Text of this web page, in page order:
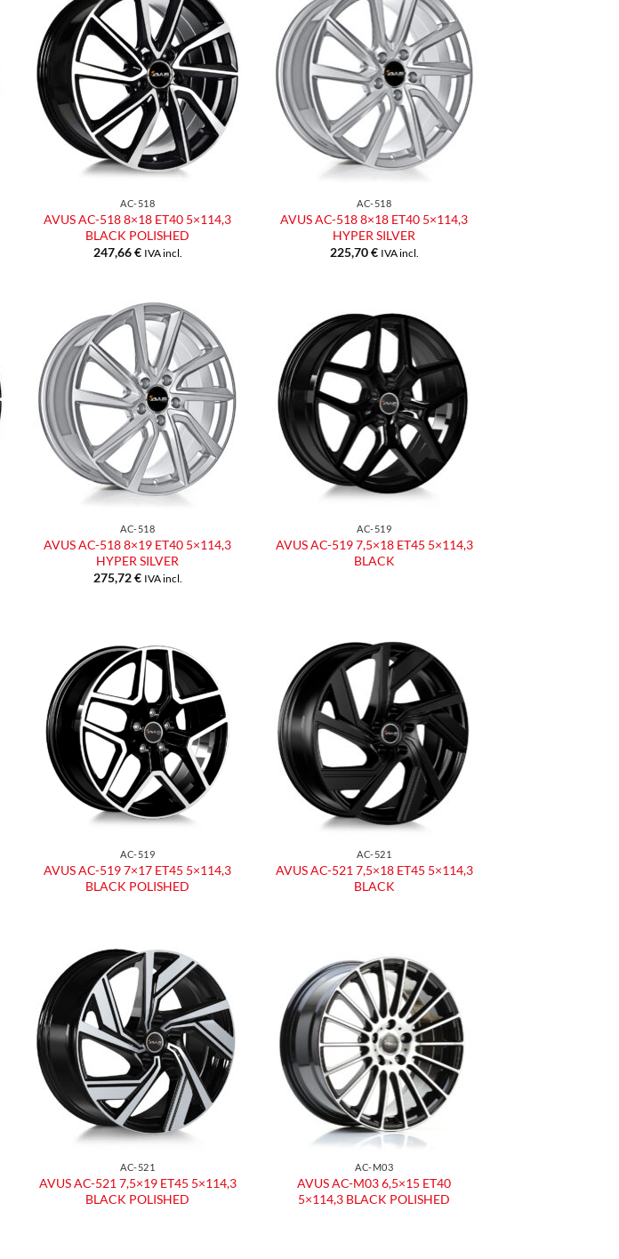
Aggiungi
alla lista
dei
desideri
AC-518
AVUS AC-518 8×18 ET40 5×114,3
BLACK POLISHED
247,66€ IVA incl.
Aggiungi
alla lista
dei
desideri
AC-518
AVUS AC-518 8×18 ET40 5×114,3
HYPER SILVER
225,70€ IVA incl.
Aggiungi
alla lista
dei
desideri
AC-518
AVUS AC-518 8×19 ET40 5×114,3
HYPER SILVER
275,72€ IVA incl.
Aggiungi
alla lista
dei
desideri
AC-519
AVUS AC-519 7,5×18 ET45 5×114,3
BLACK
Aggiungi
alla lista
dei
desideri
AC-519
AVUS AC-519 7×17 ET45 5×114,3
BLACK POLISHED
Aggiungi
alla lista
dei
desideri
AC-521
AVUS AC-521 7,5×18 ET45 5×114,3
BLACK
Aggiungi
alla lista
dei
desideri
AC-521
AVUS AC-521 7,5×19 ET45 5×114,3
BLACK POLISHED
Aggiungi
alla lista
dei
desideri
AC-M03
AVUS AC-M03 6,5×15 ET40
5×114,3 BLACK POLISHED